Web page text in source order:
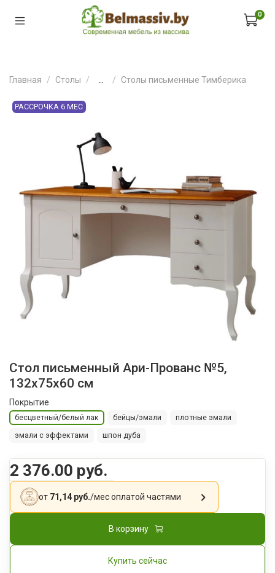
0
Главная Столы Столы письменные Тимберика
РАССРОЧКА 6 МЕС
Стол письменный Ари-Прованс №5,
132x75x60 см
Покрытие
бесцветный/белый лак бейцы/эмали плотные эмали
эмали с эффектами шпон дуба
2 376.00 руб.
от 71,14 руб./месоплатой частями
В корзину
Купить сейчас